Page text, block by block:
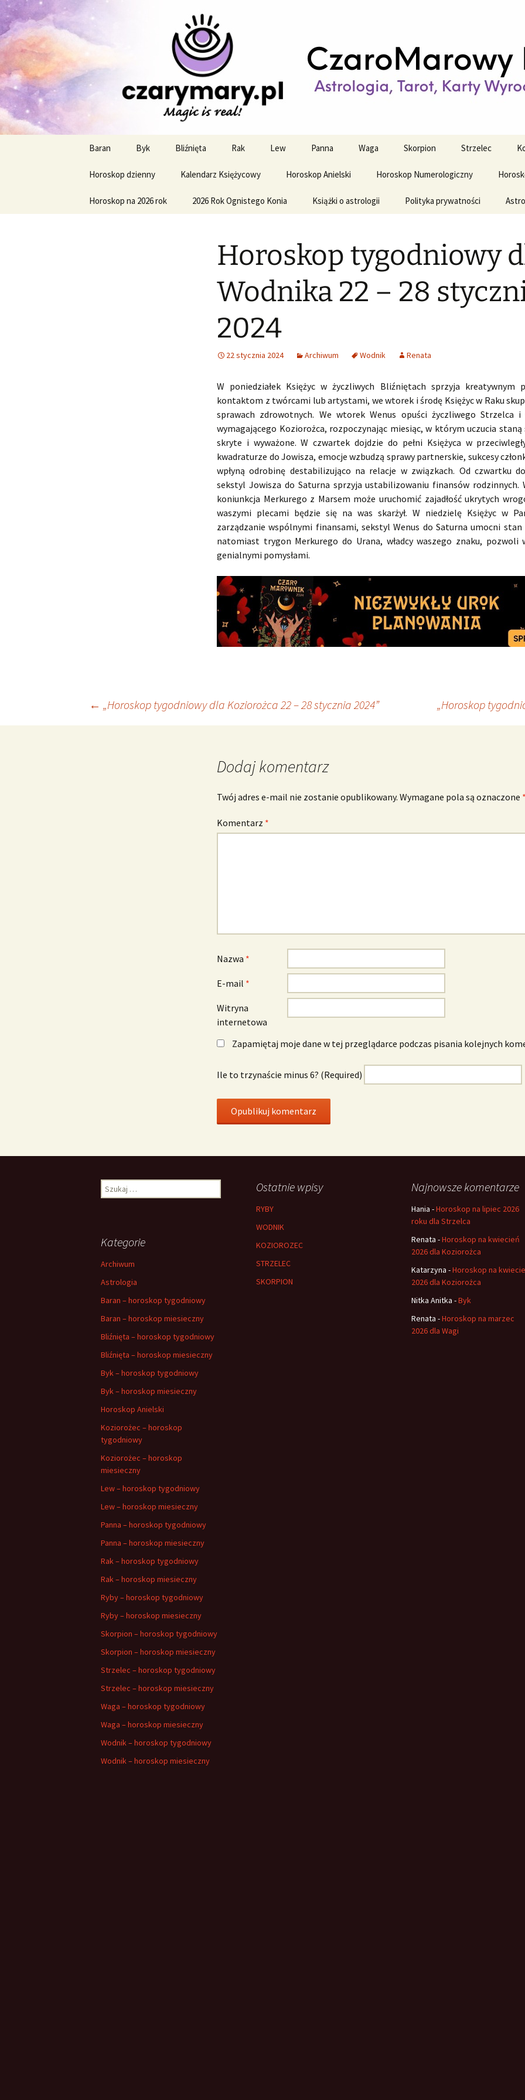
CzaroMarowy horoskop
miesięczny i tygodniowy
Profesjonalne przepowiednie astrologiczne
treści
Baran Byk Bliźnięta Rak Lew Panna Waga Skorpion Strzelec
Horoskop dzienny Kalendarz Księżycowy Horoskop Anielski Horoskop Numerologiczny
Horoskop na 2026 rok 2026 Rok Ognistego Konia Książki o astrologii Polityka prywatności
Horoskop tygodniowy
Wodnika 22 – 28
2024
22 stycznia 2024 Archiwum Wodnik Renata
W poniedziałek Księżyc w życzliwych Bliźniętach sprzyja kreatywnym
kontaktom z twórcami lub artystami, we wtorek i środę Księżyc w Raku
sprawach zdrowotnych. We wtorek Wenus opuści życzliwego Strzelca i
wymagającego Koziorożca, rozpoczynając miesiąc, w którym uczucia staną
skryte i wyważone. W czwartek dojdzie do pełni Księżyca w
kwadraturze do Jowisza, emocje wzbudzą sprawy partnerskie, sukcesy
wpłyną odrobinę destabilizująco na relacje w związkach. Od czwartku
sekstyl Jowisza do Saturna sprzyja ustabilizowaniu finansów rodzinnych.
koniunkcja Merkurego z Marsem może uruchomić zajadłość ukrytych
waszymi plecami będzie się na was skarżył. W niedzielę Księżyc w
zarządzanie wspólnymi finansami, sekstyl Wenus do Saturna umocni stan
natomiast trygon Merkurego do Urana, władcy waszego znaku, pozwoli
genialnymi pomysłami.
Nawigacja
← „Horoskop tygodniowy dla Koziorożca 22 – 28 stycznia 2024” „Horoskop
Dodaj komentarz
Twój adres e-mail nie zostanie opublikowany. Wymagane pola są oznaczone *
Komentarz *
Nazwa *
E-mail *
Witryna
internetowa
Zapamiętaj moje dane w tej przeglądarce podczas pisania kolejnych
Ile to trzynaście minus 6? (Required)
Szukaj: Ostatnie wpisy
RYBY
WODNIK
KOZIOROZEC
STRZELEC
SKORPION
Najnowsze komentarze
Hania -Horoskop na lipiec 2026
roku dla Strzelca
Renata -Horoskop na kwiecień
2026 dla Koziorożca
Katarzyna -Horoskop na
2026 dla Koziorożca
Nitka Anitka -Byk
Renata -Horoskop na marzec
2026 dla Wagi
Kategorie
Archiwum
Astrologia
Baran – horoskop tygodniowy
Baran – horoskop miesieczny
Bliźnięta – horoskop tygodniowy
Bliźnięta – horoskop miesieczny
Byk – horoskop tygodniowy
Byk – horoskop miesieczny
Horoskop Anielski
Koziorożec – horoskop
tygodniowy
Koziorożec – horoskop
miesieczny
Lew – horoskop tygodniowy
Lew – horoskop miesieczny
Panna – horoskop tygodniowy
Panna – horoskop miesieczny
Rak – horoskop tygodniowy
Rak – horoskop miesieczny
Ryby – horoskop tygodniowy
Ryby – horoskop miesieczny
Skorpion – horoskop tygodniowy
Skorpion – horoskop miesieczny
Strzelec – horoskop tygodniowy
Strzelec – horoskop miesieczny
Waga – horoskop tygodniowy
Waga – horoskop miesieczny
Wodnik – horoskop tygodniowy
Wodnik – horoskop miesieczny